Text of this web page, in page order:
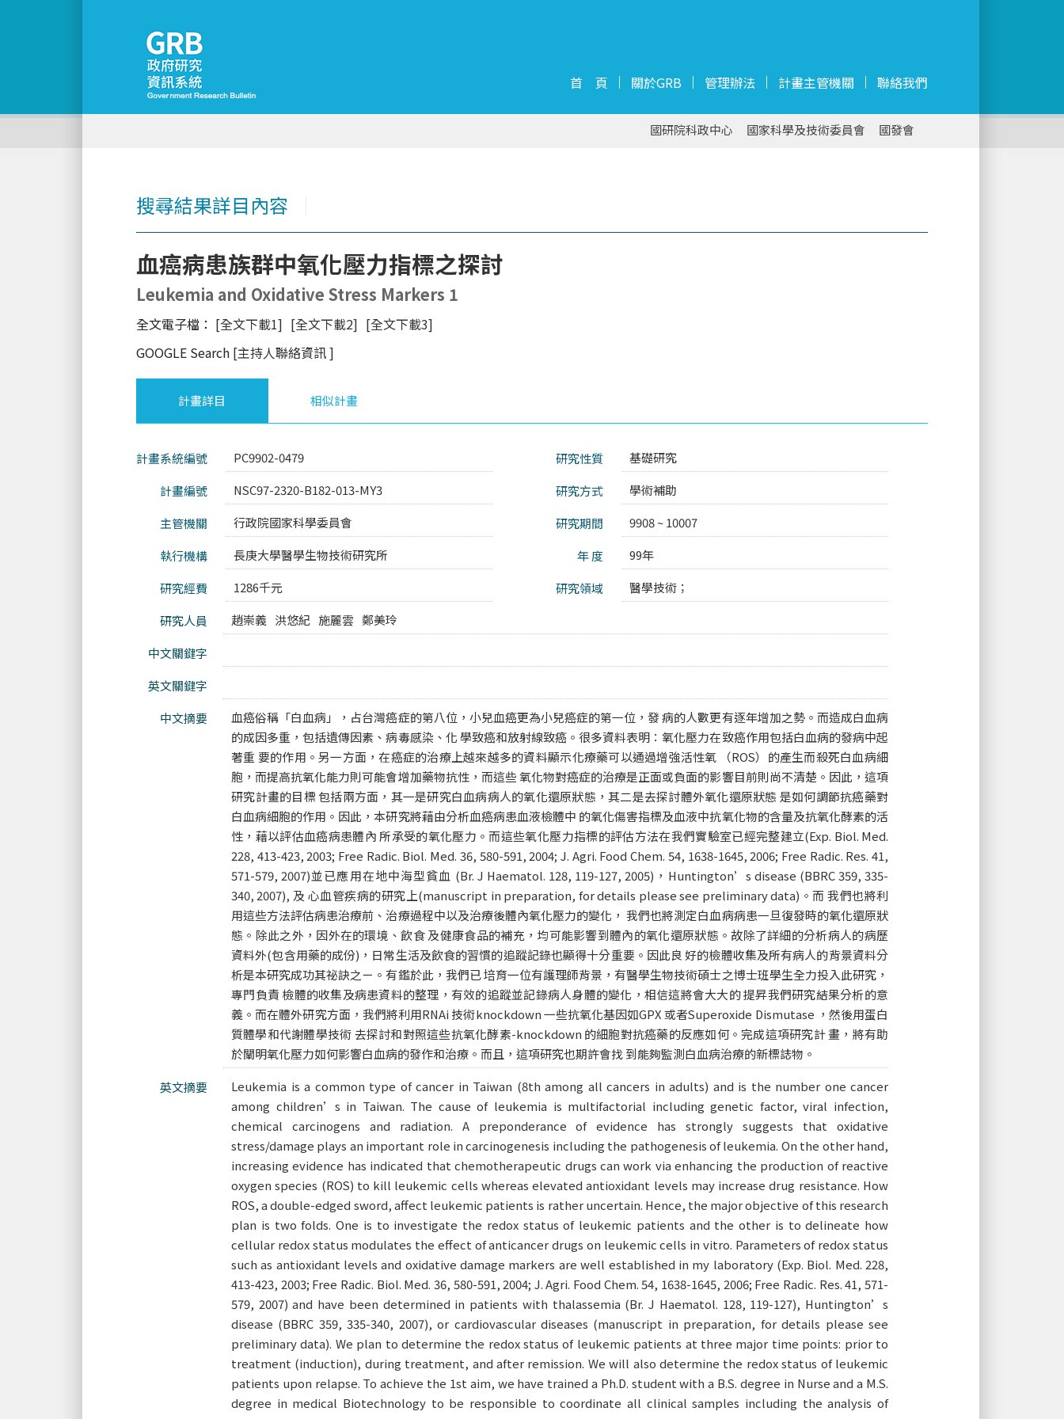
首 頁 關於GRB 管理辦法 計畫主管機關 聯絡我們
國研院科政中心 國家科學及技術委員會 國發會
搜尋結果詳目內容
血癌病患族群中氧化壓力指標之探討
Leukemia and Oxidative Stress Markers 1
全文電子檔： [全文下載1] [全文下載2] [全文下載3]
GOOGLE Search [主持人聯絡資訊]
計畫詳目 相似計畫
計畫系統編號 PC9902-0479 研究性質
基礎研究
計畫編號
NSC97-2320-B182-013-MY3 研究方式
學術補助
主管機關
行政院國家科學委員會 研究期間
9908 ~ 10007
執行機構
長庚大學醫學生物技術研究所 年 度
99年
研究經費
1286千元 研究領域
醫學技術；
研究人員
趙崇義 洪悠紀 施麗雲 鄭美玲
中文關鍵字
英文關鍵字
中文摘要
血癌俗稱「白血病」，占台灣癌症的第八位，小兒血癌更為小兒癌症的第一位，發 病的人數更有逐年增加之勢。而造成白血病
的成因多重，包括遺傳因素、病毒感染、化 學致癌和放射線致癌。很多資料表明：氧化壓力在致癌作用包括白血病的發病中起
著重 要的作用。另一方面，在癌症的治療上越來越多的資料顯示化療藥可以通過增強活性氧 （ROS）的產生而殺死白血病細
胞，而提高抗氧化能力則可能會增加藥物抗性，而這些 氧化物對癌症的治療是正面或負面的影響目前則尚不清楚。因此，這項
研究計畫的目標 包括兩方面，其一是研究白血病病人的氧化還原狀態，其二是去探討體外氧化還原狀態 是如何調節抗癌藥對
白血病細胞的作用。因此，本研究將藉由分析血癌病患血液檢體中 的氧化傷害指標及血液中抗氧化物的含量及抗氧化酵素的活
性，藉以評估血癌病患體內 所承受的氧化壓力。而這些氧化壓力指標的評估方法在我們實驗室已經完整建立(Exp. Biol. Med.
228, 413-423, 2003; Free Radic. Biol. Med. 36, 580-591, 2004; J. Agri. Food Chem. 54, 1638-1645, 2006; Free Radic. Res. 41,
571-579, 2007)並已應用在地中海型貧血 (Br. J Haematol. 128, 119-127, 2005)，Huntington’s disease (BBRC 359, 335-
340, 2007), 及 心血管疾病的研究上(manuscript in preparation, for details please see preliminary data)。而 我們也將利
用這些方法評估病患治療前、治療過程中以及治療後體內氧化壓力的變化， 我們也將測定白血病病患一旦復發時的氧化還原狀
態。除此之外，因外在的環境、飲食 及健康食品的補充，均可能影響到體內的氧化還原狀態。故除了詳細的分析病人的病歷
資料外(包含用藥的成份)，日常生活及飲食的習慣的追蹤記錄也顯得十分重要。因此良 好的檢體收集及所有病人的背景資料分
析是本研究成功其祕訣之ㄧ。有鑑於此，我們已 培育一位有護理師背景，有醫學生物技術碩士之博士班學生全力投入此研究，
專門負責 檢體的收集及病患資料的整理，有效的追蹤並記錄病人身體的變化，相信這將會大大的 提昇我們研究結果分析的意
義。而在體外研究方面，我們將利用RNAi 技術knockdown 一些抗氧化基因如GPX 或者Superoxide Dismutase ，然後用蛋白
質體學和代謝體學技術 去探討和對照這些抗氧化酵素-knockdown 的細胞對抗癌藥的反應如何。完成這項研究計 畫，將有助
於闡明氧化壓力如何影響白血病的發作和治療。而且，這項研究也期許會找 到能夠監測白血病治療的新標誌物。
英文摘要
Leukemia is a common type of cancer in Taiwan (8th among all cancers in adults) and is the number one cancer
among children’s in Taiwan. The cause of leukemia is multifactorial including genetic factor, viral infection,
chemical carcinogens and radiation. A preponderance of evidence has strongly suggests that oxidative
stress/damage plays an important role in carcinogenesis including the pathogenesis of leukemia. On the other hand,
increasing evidence has indicated that chemotherapeutic drugs can work via enhancing the production of reactive
oxygen species (ROS) to kill leukemic cells whereas elevated antioxidant levels may increase drug resistance. How
ROS, a double-edged sword, affect leukemic patients is rather uncertain. Hence, the major objective of this research
plan is two folds. One is to investigate the redox status of leukemic patients and the other is to delineate how
cellular redox status modulates the effect of anticancer drugs on leukemic cells in vitro. Parameters of redox status
such as antioxidant levels and oxidative damage markers are well established in my laboratory (Exp. Biol. Med. 228,
413-423, 2003; Free Radic. Biol. Med. 36, 580-591, 2004; J. Agri. Food Chem. 54, 1638-1645, 2006; Free Radic. Res. 41, 571-
579, 2007) and have been determined in patients with thalassemia (Br. J Haematol. 128, 119-127), Huntington’s
disease (BBRC 359, 335-340, 2007), or cardiovascular diseases (manuscript in preparation, for details please see
preliminary data). We plan to determine the redox status of leukemic patients at three major time points: prior to
treatment (induction), during treatment, and after remission. We will also determine the redox status of leukemic
patients upon relapse. To achieve the 1st aim, we have trained a Ph.D. student with a B.S. degree in Nurse and a M.S.
degree in medical Biotechnology to be responsible to coordinate all clinical samples including the analysis of